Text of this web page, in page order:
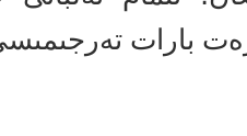
بارات